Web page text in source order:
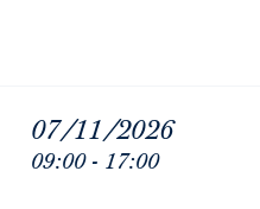
07/11/2026
09:00 - 17:00